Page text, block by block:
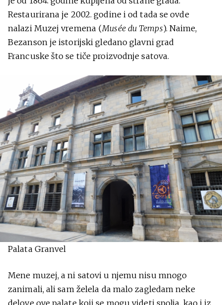
Restaurirana je 2002. godine i od tada se ovde
nalazi Muzej vremena (Musée du Temps). Naime,
Bezanson je istorijski gledano glavni grad
Francuske što se tiče proizvodnje satova.
Palata Granvel
Mene muzej, a ni satovi u njemu nisu mnogo
zanimali, ali sam želela da malo zagledam neke
delove ove palate koji se mogu videti spolja, kao i iz